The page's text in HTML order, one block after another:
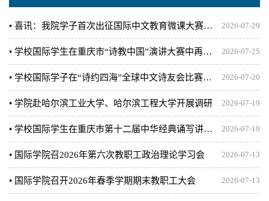
2026-07-29
• 喜讯：我院学子首次出征国际中文教育微课大赛斩获佳绩
2026-07-25
• 学校国际学生在重庆市“诗教中国”演讲大赛中再创佳绩
2026-07-20
• 学校国际学子在“诗约四海”全球中文诗友会比赛中喜获多项荣誉
2026-07-19
• 学院赴哈尔滨工业大学、哈尔滨工程大学开展调研
2026-07-19
• 学校国际学生在重庆市第十二届中华经典诵写讲大赛中斩获佳绩
2026-07-13
• 国际学院召2026年第六次教职工政治理论学习会
2026-07-13
• 国际学院召开2026年春季学期期末教职工大会